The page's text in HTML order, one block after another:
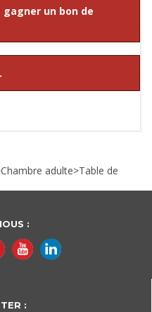
un bon de
Chambre adulte>Table de
:
: